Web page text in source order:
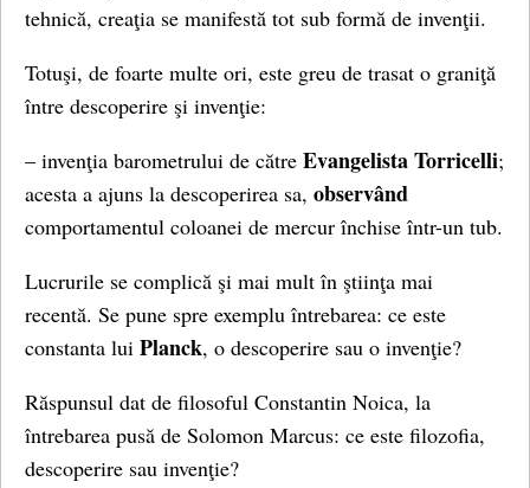
tehnică, creaţia se manifestă tot sub formă de invenţii.
Totuşi, de foarte multe ori, este greu de trasat o graniţă
între descoperire şi invenţie:
– invenţia barometrului de către Evangelista Torricelli;
acesta a ajuns la descoperirea sa, observând
comportamentul coloanei de mercur închise într-un tub.
Lucrurile se complică şi mai mult în ştiinţa mai
recentă. Se pune spre exemplu întrebarea: ce este
constanta lui Planck, o descoperire sau o invenţie?
Răspunsul dat de filosoful Constantin Noica, la
întrebarea pusă de Solomon Marcus: ce este filozofia,
descoperire sau invenţie?